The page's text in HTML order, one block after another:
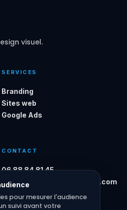
visuel.
SERVICES
Branding
Sites web
Google Ads
CONTACT
06 88 84 81 45
contact@digitaldreamsbox.com
pour mesurer l'audience
suivi avant votre